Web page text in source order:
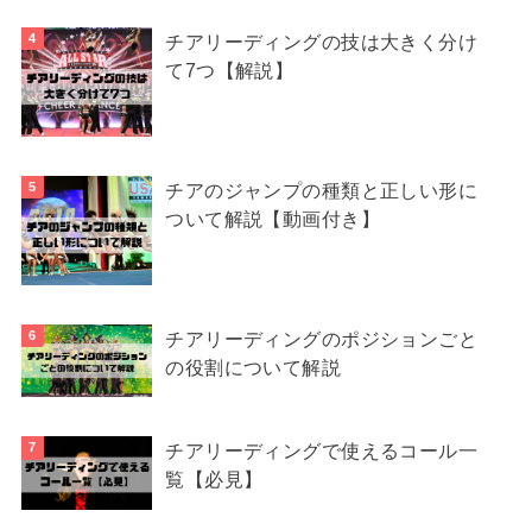
チアリーディングの技は大きく分け
て7つ【解説】
チアのジャンプの種類と正しい形に
ついて解説【動画付き】
チアリーディングのポジションごと
の役割について解説
チアリーディングで使えるコール一
覧【必見】